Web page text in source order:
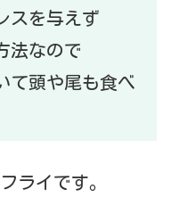
スを与えず
法なので
て頭や尾も食べ
ライです。